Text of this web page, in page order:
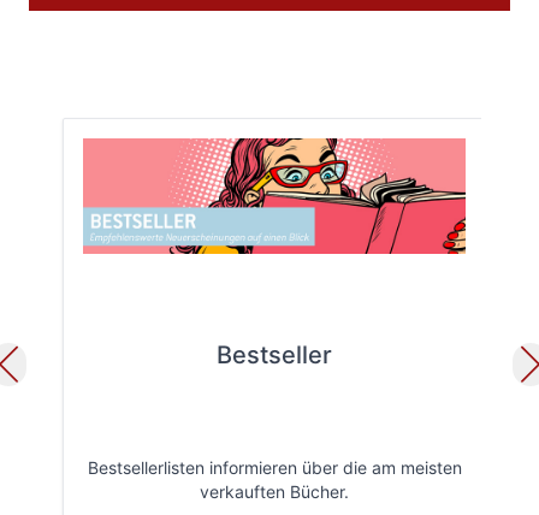
Bestseller
Bestsellerlisten informieren über die am meisten
verkauften Bücher.